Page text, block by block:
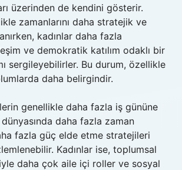
üzerinden de kendini gösterir.
zamanlarını daha stratejik ve
kadınlar daha fazla
ve demokratik katılım odaklı bir
sergileyebilirler. Bu durum, özellikle
daha belirgindir.
genellikle daha fazla iş gününe
dünyasında daha fazla zaman
fazla güç elde etme stratejileri
Kadınlar ise, toplumsal
daha çok aile içi roller ve sosyal